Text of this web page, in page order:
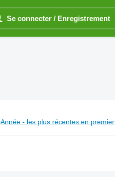
Se connecter / Enregistrement
Année - les plus récentes en premier